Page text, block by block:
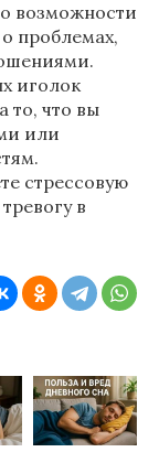
возможности
проблемах,
иголок
то, что вы
или
стрессовую
в